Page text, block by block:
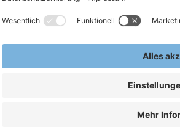
Elastan, Noppen aus Polyvinylchlorid